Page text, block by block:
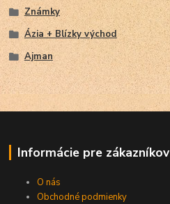
Známky
Ázia + Blízky východ
Ajman
Informácie pre zákazníkov
O nás
Obchodné podmienky